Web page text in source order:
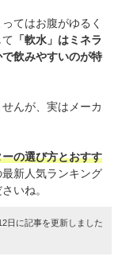
てはお腹がゆるく
「軟水」はミネラ
飲みやすいのが特
んが、実はメーカ
の選び方とおすす
新人気ランキング
いね。
日に記事を更新しました